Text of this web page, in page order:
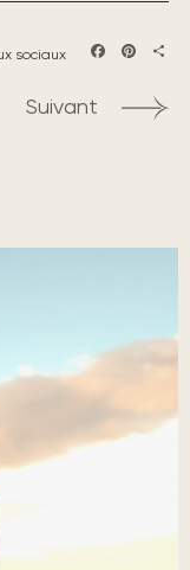
sociaux
Suivant